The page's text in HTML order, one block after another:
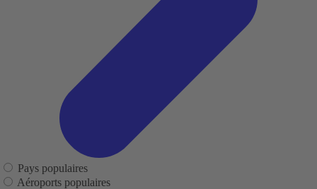
Pays populaires
Aéroports populaires